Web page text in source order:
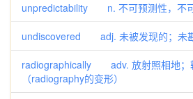
unpredictability n. 不可预测性，不
undiscovered adj. 未被发现的；未
radiographically adv. 放射照相地；
（radiography的变形）